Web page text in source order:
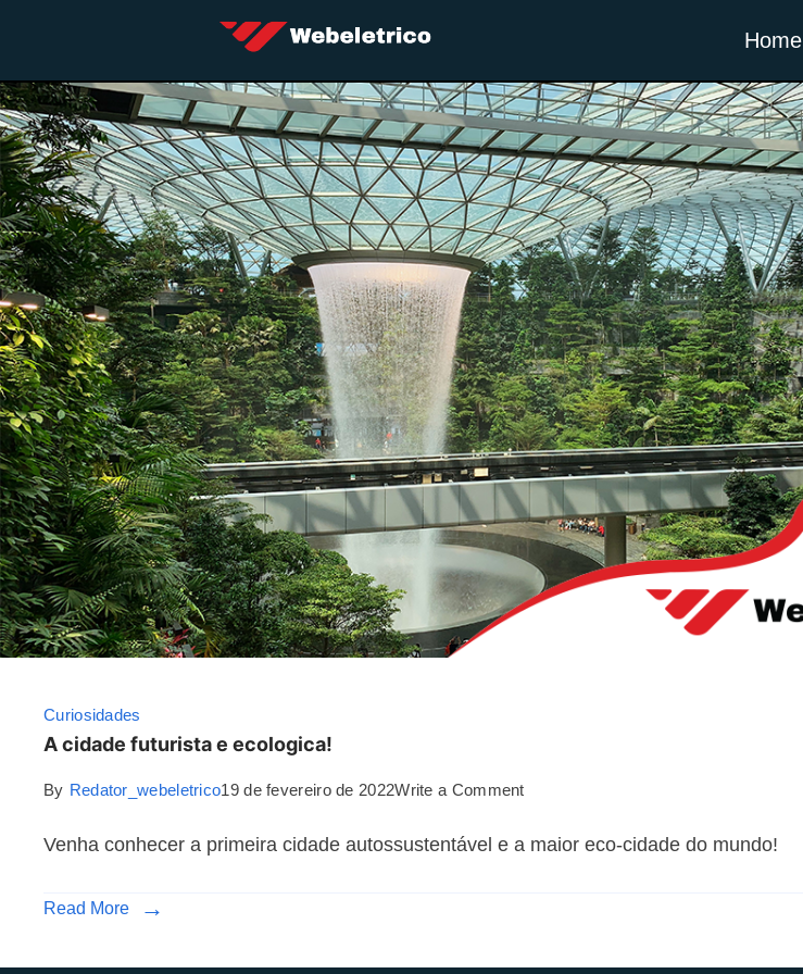
Home
Curiosidades
A cidade futurista e ecologica!
By Redator_webeletrico19 de fevereiro de 2022Write a Comment
Venha conhecer a primeira cidade autossustentável e a maior eco-cidade do mundo!
Read More